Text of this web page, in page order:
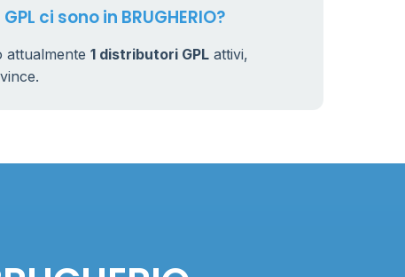
ci sono in BRUGHERIO?
attualmente 1 distributori GPL attivi,